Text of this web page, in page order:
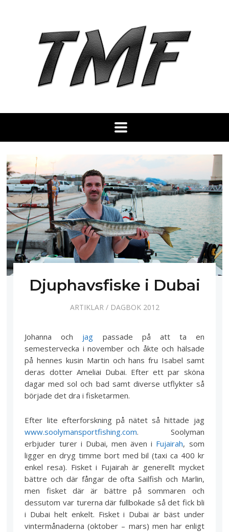
Djuphavsfiske i Dubai
ARTIKLAR/ DAGBOK 2012
Johanna och jag passade på att ta en
semestervecka i november och åkte och hälsade
på hennes kusin Martin och hans fru Isabel samt
deras dotter Ameliai Dubai. Efter ett par sköna
dagar med sol och bad samt diverse utflykter så
började det dra i fisketarmen.
Efter lite efterforskning på nätet så hittade jag
www.soolymansportfishing.com. Soolyman
erbjuder turer i Dubai, men även i Fujairah, som
ligger en dryg timme bort med bil (taxi ca 400 kr
enkel resa). Fisket i Fujairah är generellt mycket
bättre och där fångar de ofta Sailfish och Marlin,
men fisket där är bättre på sommaren och
dessutom var turerna där fullbokade så det fick bli
i Dubai helt enkelt. Fisket i Dubai är bäst under
vintermånaderna (oktober – mars) men har enligt